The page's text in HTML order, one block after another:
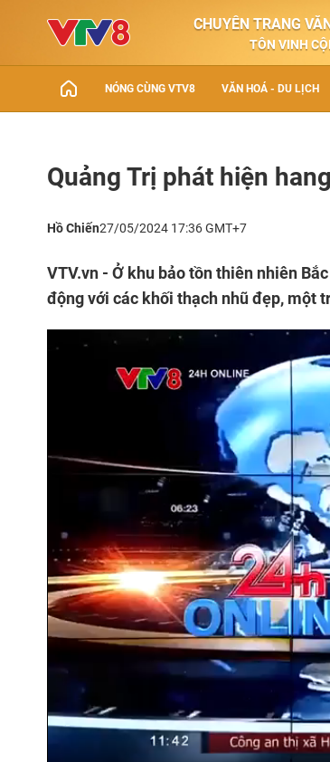
CHUYÊN TRANG
TÔN VINH
NÓNG CÙNG VTV8 VĂN HOÁ - DU LỊCH
Quảng Trị phát hiện
Hồ Chiến27/05/2024 17:36 GMT+7
VTV.vn - Ở khu bảo tồn thiên nhiên
động với các khối thạch nhũ đẹp, một